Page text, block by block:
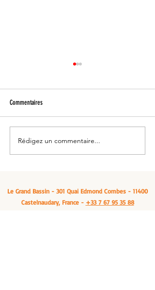
Venez vous ressourcer: Le grand
bassin, à Castelnaudary
Commentaires
Rédigez un commentaire...
Le Grand Bassin - 301 Quai Edmond Combes - 11400
Castelnaudary, France - +33 7 67 95 35 88